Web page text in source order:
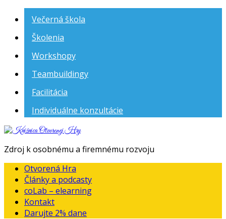
Večerná škola
Školenia
Workshopy
Teambuildingy
Facilitácia
Individuálne konzultácie
Knižnica
Hry
Zdroj k osobnému a firemnému rozvoju
Otvorená Hra
Články a podcasty
coLab – elearning
Kontakt
Darujte 2% dane